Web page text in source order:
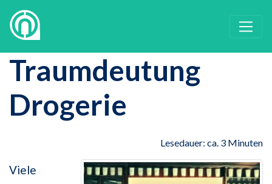
Traumdeutung
Drogerie
Lesedauer: ca. 3 Minuten
Viele